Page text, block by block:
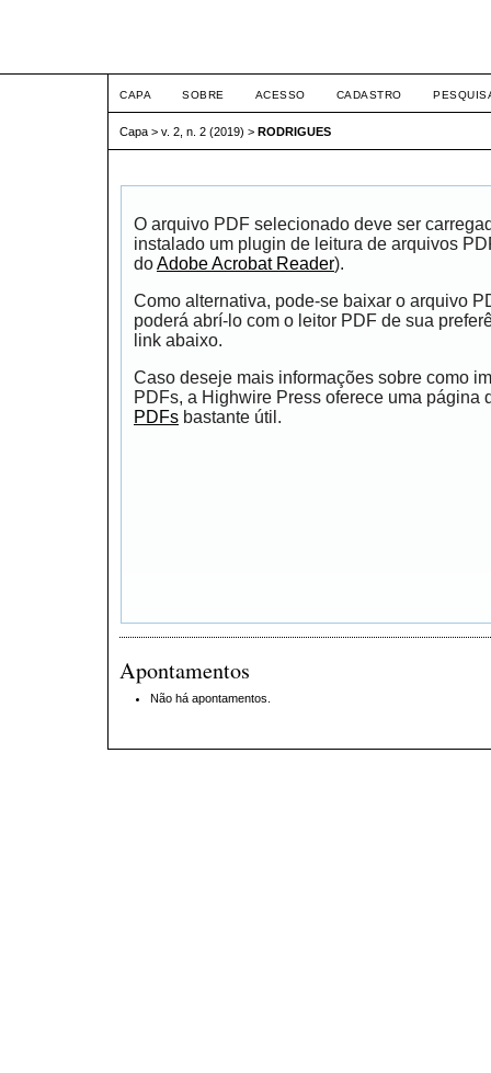
CAPA SOBRE ACESSO CADASTRO
Capa > v. 2, n. 2 (2019) > RODRIGUES
O arquivo PDF selecionado deve ser
instalado um plugin de leitura de arquivos
doAdobe Acrobat Reader).
Como alternativa, pode-se baixar o arquivo
poderá abrí-lo com o leitor PDF de sua
link abaixo.
Caso deseje mais informações sobre como
PDFs, a Highwire Press oferece uma página
PDFs bastante útil.
Apontamentos
Não há apontamentos.